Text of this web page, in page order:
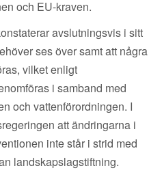
och EU-kraven.
avslutningsvis i sitt
ses över samt att några
vilket enligt
i samband med
och vattenförordningen. I
att ändringarna i
inte står i strid med
landskapslagstiftning.